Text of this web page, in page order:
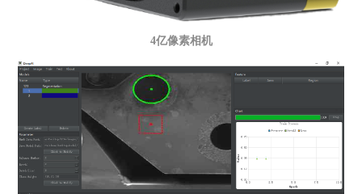
4亿像素相机